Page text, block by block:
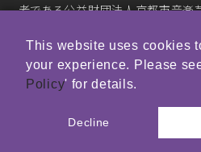
者である公益財団法人京都市音楽
© ROHM Theatre Kyoto.
トップページメインバナ
This website uses cookies
your experience. Please
Policy' for details.
Decline